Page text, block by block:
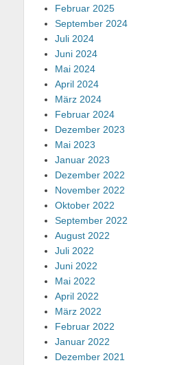
Februar 2025
September 2024
Juli 2024
Juni 2024
Mai 2024
April 2024
März 2024
Februar 2024
Dezember 2023
Mai 2023
Januar 2023
Dezember 2022
November 2022
Oktober 2022
September 2022
August 2022
Juli 2022
Juni 2022
Mai 2022
April 2022
März 2022
Februar 2022
Januar 2022
Dezember 2021